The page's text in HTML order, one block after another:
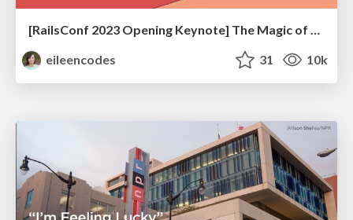
[RailsConf 2023 Opening Keynote] The Magic of Rails
eileencodes
31 10k